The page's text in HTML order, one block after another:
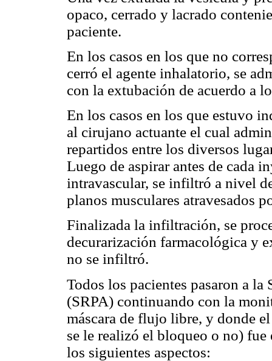
opaco, cerrado y lacrado
paciente.
En los casos en los que no
cerró el agente inhalatorio, se
con la extubación de acuerdo a
En los casos en los que estuvo
al cirujano actuante el cual
repartidos entre los diversos
Luego de aspirar antes de cada
intravascular, se infiltró a nivel
planos musculares atravesados
Finalizada la infiltración, se
decurarización farmacológica y
no se infiltró.
Todos los pacientes pasaron a la
(SRPA) continuando con la
máscara de flujo libre, y donde
se le realizó el bloqueo o no)
los siguientes aspectos: